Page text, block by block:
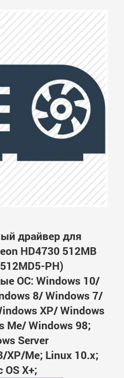
драйвер для
HD4730 512MB
PH)
ОС: Windows 10/
8/ Windows 7/
XP/ Windows
Me/ Windows 98;
Server
XP/Me; Linux 10.x;
OS X+;